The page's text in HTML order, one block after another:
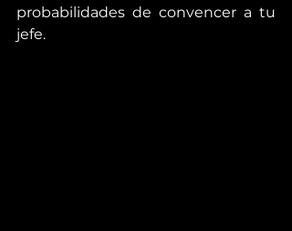
probabilidades de convencer a tu
jefe.